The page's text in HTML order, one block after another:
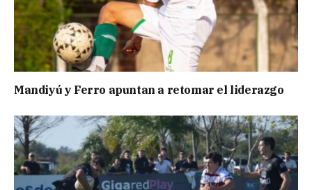
Mandiyú y Ferro apuntan a retomar el liderazgo